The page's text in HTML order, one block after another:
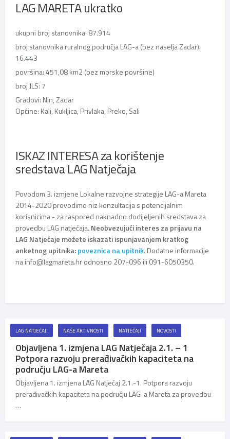
LAG MARETA ukratko
ukupni broj stanovnika: 87.914
broj stanovnika ruralnog područja LAG-a (bez naselja Zadar):
16.443
površina: 451,08 km2 (bez morske površine)
broj JLS: 7
Gradovi: Nin, Zadar
Općine: Kali, Kukljica, Privlaka, Preko, Sali
ISKAZ INTERESA za korištenje
sredstava LAG Natječaja
Povodom 3. izmjene Lokalne razvojne strategije LAG-a Mareta
2014-2020 provodimo niz konzultacija s potencijalnim
korisnicima - za raspored naknadno dodijeljenih sredstava za
provedbu LAG natječaja. Neobvezujući interes za prijavu na
LAG Natječaje možete iskazati ispunjavanjem kratkog
anketnog upitnika:poveznica na upitnik. Dodatne informacije
na info@lagmareta.hr odnosno 207-096 ili 091-6050350.
LAG NATJEČAJI NAŠE AKTIVNOSTI NATJEČAJI NOVOSTI
Objavljena 1. izmjena LAG Natječaja 2.1. – 1
Potpora razvoju prerađivačkih kapaciteta na
području LAG-a Mareta
Objavljena 1. izmjena LAG Natječaj 2.1.-1. Potpora razvoju
prerađivačkih kapaciteta na području LAG-a Mareta za provedbu
…